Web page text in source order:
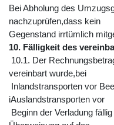
Bei Abholung des
nachzuprüfen,dass kein
Gegenstand irrtümlich
10. Fälligkeit des
10.1. Der
vereinbart wurde,bei
Inlandstransporten vor
iAuslandstransporten vor
Beginn der Verladung